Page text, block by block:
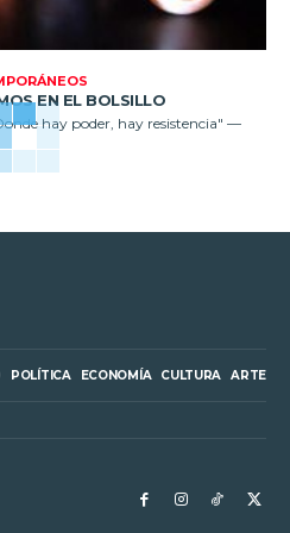
EN EL BOLSILLO
POLÍTICA ECONOMÍA CULTURA ARTE